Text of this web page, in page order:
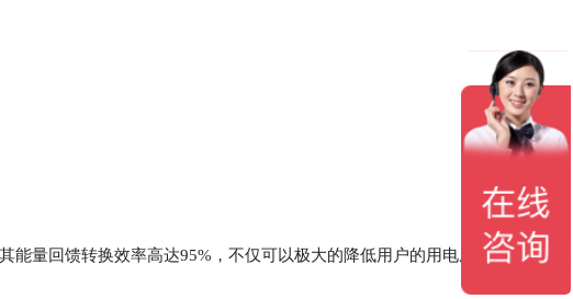
量回馈转换效率高达95%，不仅可以极大的降低用户的用电成本，而